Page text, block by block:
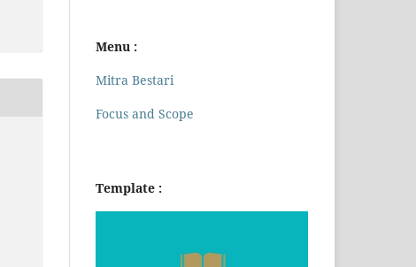
Menu :
Mitra Bestari
Focus and Scope
Template :